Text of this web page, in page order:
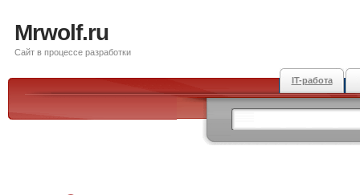
Mrwolf.ru
Сайт в процессе разработки
IT-работа